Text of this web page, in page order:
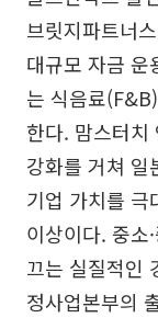
브릿지파트너
대규모 자금 운
는 식음료
한다. 맘스터치
강화를 거쳐 일
기업 가치를 극
이상이다. 중소
끄는 실질적인
정사업본부의